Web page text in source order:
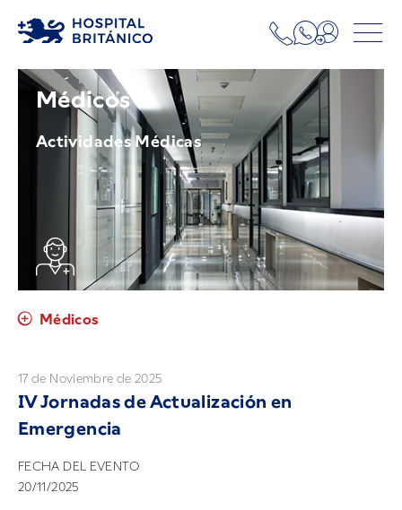
Médicos
Actividades Médicas
Médicos
17 de Noviembre de 2025
IV Jornadas de Actualización en
Emergencia
FECHA DEL EVENTO
20/11/2025